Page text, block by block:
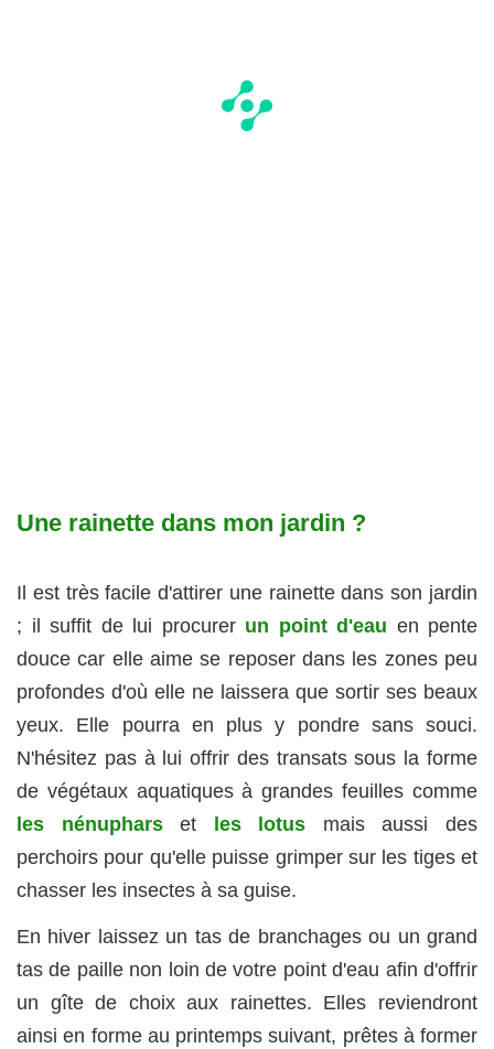
Une rainette dans mon jardin ?
Il est très facile d'attirer une rainette dans son jardin
; il suffit de lui procurer un point d'eau en pente
douce car elle aime se reposer dans les zones peu
profondes d'où elle ne laissera que sortir ses beaux
yeux. Elle pourra en plus y pondre sans souci.
N'hésitez pas à lui offrir des transats sous la forme
de végétaux aquatiques à grandes feuilles comme
les nénupharset les lotus mais aussi des
perchoirs pour qu'elle puisse grimper sur les tiges et
chasser les insectes à sa guise.
En hiver laissez un tas de branchages ou un grand
tas de paille non loin de votre point d'eau afin d'offrir
un gîte de choix aux rainettes. Elles reviendront
ainsi en forme au printemps suivant, prêtes à former